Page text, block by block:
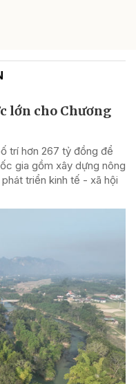
lớn cho Chương
trí hơn 267 tỷ đồng để
gia gồm xây dựng nông
triển kinh tế - xã hội